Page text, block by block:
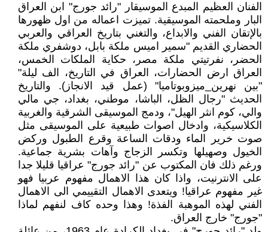
الفنان العظيم المبدع الموسيقار "رائد جورج" ابن العراق
البار وملحمته الموسيقية. تميزت اعماله من اول ظهورها
بالإتقان الفني والابداع، والتغني بتاريخ العراقي والعربي
الحضاري القديم "سمير اميس ملكة بابل، دوشفري ملكة
الحضر، نفرتيتي ملكة مصر، حكاية الملكات الخمس،
العراق ارض الحضارات، العراق في التاريخ، الف ليلة"
"بين نهرين_ميزوبوتاميا" (عمل قيد الانجاز). والتاريخ
الحديث "رجال الظل، الباشا، موطني، بغداد، جي مالي
والي، كوم انثر الهيل"، ودمج الموسيقى الشرقية والغربية
الكلاسيكية، وادخال اصوات طبيعية على الموسيقى مثل
صوت خرير الماء ودقات الساعة وقرع الطبول وركض
الخيول وصهيلها وتكسر الزجاج وآهات بشرية جماعية.
ورغم ذلك فان المكتوب عن "رائد جورج" عراقيا قليلا جدا
على الانترنيت، واذا كان هذا الاهمال مفهوم عربيا فهو
غير مفهوم عراقيا! ويتعدى الاهمال التقييمي الى الاهمال
الفني لهذه الموهبة الفذة! وهذا وحده كاف لنفهم لماذا
"جورج" خارج العراق.